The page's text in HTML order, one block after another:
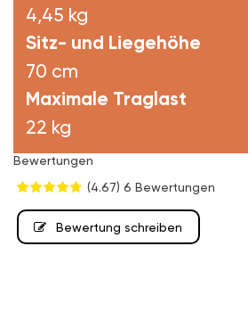
4,45 kg
Sitz- und Liegehöhe
70 cm
Maximale Traglast
22 kg
Bewertungen
(4.67) 6 Bewertungen
Bewertung schreiben